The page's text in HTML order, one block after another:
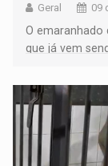
Geral 09
O emaranhado
que já vem